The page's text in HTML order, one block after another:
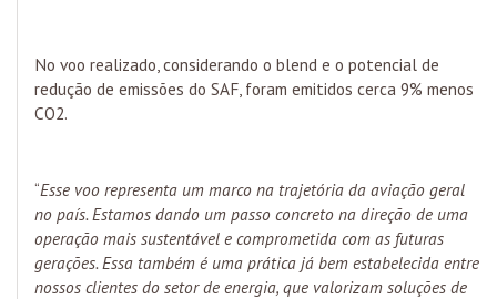
No voo realizado, considerando o blend e o potencial de
redução de emissões do SAF, foram emitidos cerca 9% menos
CO2.
“Esse voo representa um marco na trajetória da aviação geral
no país. Estamos dando um passo concreto na direção de uma
operação mais sustentável e comprometida com as futuras
gerações. Essa também é uma prática já bem estabelecida entre
nossos clientes do setor de energia, que valorizam soluções de